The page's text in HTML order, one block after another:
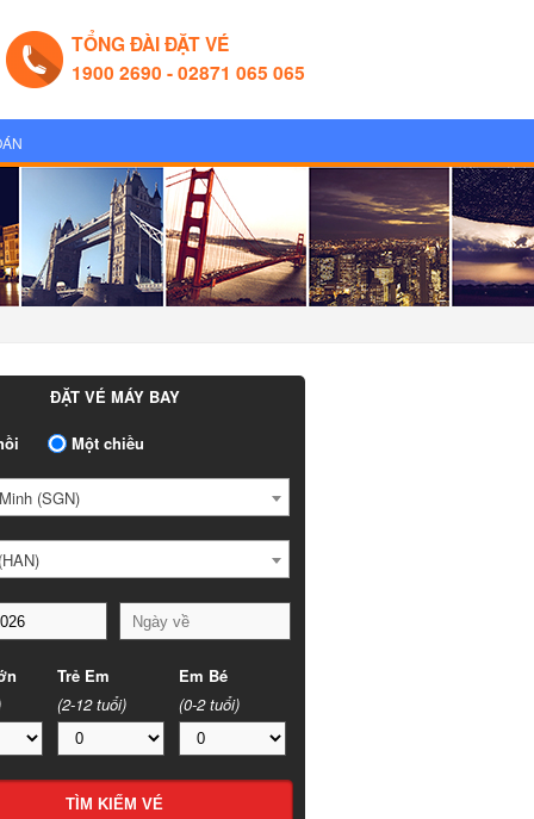
TỔNG ĐÀI ĐẶT VÉ
1900 2690 - 02871 065 065
ĐẶT VÉ MÁY BAY
Một chiều
(SGN)
Trẻ Em
(2-12 tuổi)
Em Bé
(0-2 tuổi)